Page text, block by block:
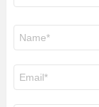
mail
*